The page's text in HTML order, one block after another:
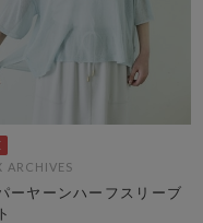
ARCHIVES
ーヤーンハーフスリーブ